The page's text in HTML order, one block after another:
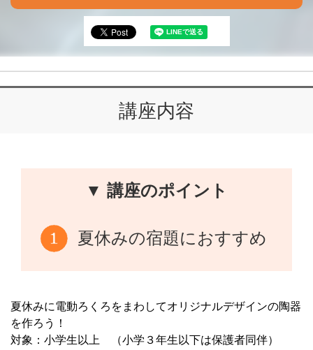
講座内容
▼ 講座のポイント
夏休みの宿題におすすめ
夏休みに電動ろくろをまわしてオリジナルデザインの陶器
を作ろう！
対象：小学生以上 （小学３年生以下は保護者同伴）